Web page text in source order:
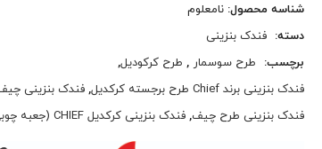
شناسه محصول: نامعلوم
دسته: فندک بنزینی
برچسب:
طرح سوسمار , طرح کرکودیل,
فندک بنزینی برند Chief طرح برجسته کرکدیل
, فندک بنزینی
فندک بنزینی طرح چیف, فندک بنزینی کرکدیل CHIEF (جعبه چوبی)